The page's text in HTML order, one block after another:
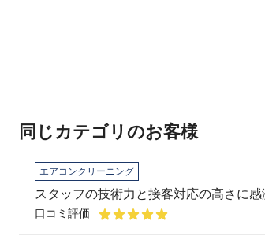
同じカテゴリのお客様
エアコンクリーニング
スタッフの技術力と接客対応の高さに感
口コミ評価